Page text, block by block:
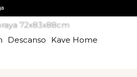
Descanso Kave Home
72x83x88cm